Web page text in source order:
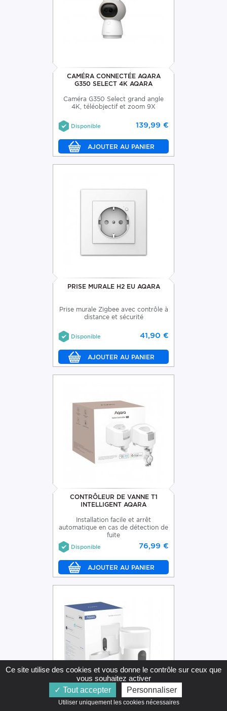
CAMÉRA CONNECTÉE AQARA
G350 SELECT 4K AQARA
Caméra G350 Select grand angle
4K, téléobjectif et zoom 9X
139,99 €
Disponible
PRISE MURALE H2 EU AQARA
Prise murale Zigbee avec contrôle à
distance et sécurité
41,90 €
Disponible
CONTRÔLEUR DE VANNE T1
INTELLIGENT AQARA
Installation facile et arrêt
automatique en cas de détection de
fuite
76,99 €
Disponible
DISTRIBUTEUR DE NOURRITURE
Ce site utilise des cookies et vous donne le contrôle sur ceux que
vous souhaitez activer
Tout accepter
Personnaliser
Utiliser uniquement les cookies nécessaires